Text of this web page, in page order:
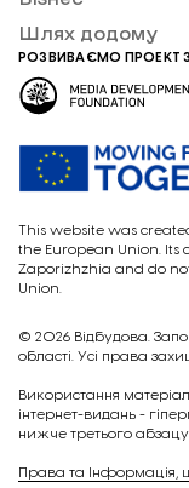
Шлях додому
РОЗВИВАЄМО ПРОЕКТ
This website was
the European Union. Its
Zaporizhzhia and do
Union.
© 2026 Відбудова.
області. Усі права
Викориcтання
інтернет-видань -
нижче третього абзацу.
Права та Інформація,